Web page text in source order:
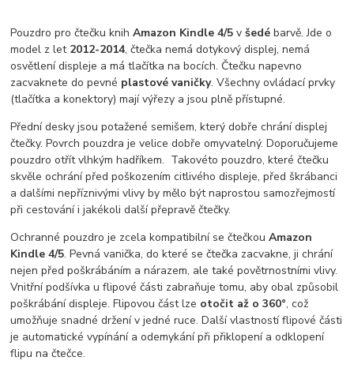
Pouzdro pro čtečku knihAmazon Kindle 4/5 všedé barvě. Jde o
model z let 2012-2014, čtečka nemá dotykový displej, nemá
osvětlení displeje a má tlačítka na bocích. Čtečku napevno
zacvaknete do pevné plastové vaničky. Všechny ovládací prvky
(tlačítka a konektory) mají výřezy a jsou plně přístupné.
Přední desky jsou potažené semišem, který dobře chrání displej
čtečky. Povrch pouzdra je velice dobře omyvatelný. Doporučujeme
pouzdro otřít vlhkým hadříkem. Takovéto pouzdro, které čtečku
skvěle ochrání před poškozením citlivého displeje, před škrábanci
a dalšími nepříznivými vlivy by mělo být naprostou samozřejmostí
při cestování i jakékoli další přepravě čtečky.
Ochranné pouzdro je zcela kompatibilní se čtečkouAmazon
Kindle 4/5. Pevná vanička, do které se čtečka zacvakne, ji chrání
nejen před poškrábáním a nárazem, ale také povětrnostními vlivy.
Vnitřní podšívka u flipové části zabraňuje tomu, aby obal způsobil
poškrábání displeje. Flipovou část lze otočit až o 360°, což
umožňuje snadné držení v jedné ruce. Další vlastností flipové části
je automatické vypínání a odemykání při přiklopení a odklopení
flipu na čtečce.